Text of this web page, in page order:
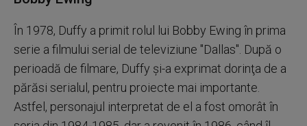
În 1978, Duffy a primit rolul lui Bobby Ewing în prima
serie a filmului serial de televiziune "Dallas". După o
perioadă de filmare, Duffy şi-a exprimat dorinţa de a
părăsi serialul, pentru proiecte mai importante.
Astfel, personajul interpretat de el a fost omorât în